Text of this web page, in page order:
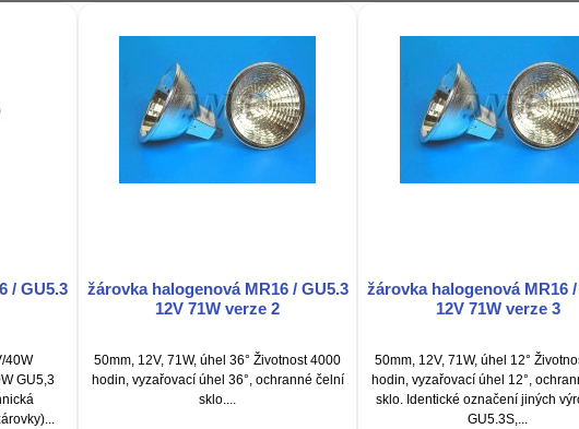
/ GU5.3
40W
GU5,3
žárovka halogenová MR16 / GU5.3
12V 71W verze 2
50mm, 12V, 71W, úhel 36° Životnost 4000
hodin, vyzařovací úhel 36°, ochranné čelní
sklo....
žárovka halogenová MR16
12V 71W verze 3
50mm, 12V, 71W, úhel 12°
hodin, vyzařovací úhel 12°,
sklo. Identické označení jiných
GU5.3S,...